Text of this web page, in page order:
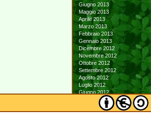
Giugno 2013
Maggio 2013
Aprile 2013
Marzo 2013
Febbraio 2013
Gennaio 2013
Dicembre 2012
Novembre 2012
Ottobre 2012
Settembre 2012
Agosto 2012
Luglio 2012
Giugno 2012
Maggio 2012
Aprile 2012